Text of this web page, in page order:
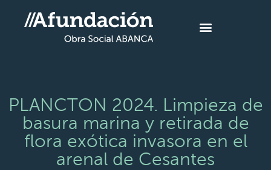
PLANCTON 2024. Limpieza de
basura marina y retirada de
flora exótica invasora en el
arenal de Cesantes